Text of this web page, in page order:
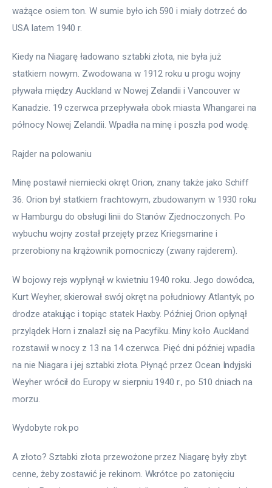
ważące osiem ton. W sumie było ich 590 i miały dotrzeć do
USA latem 1940 r.
Kiedy na Niagarę ładowano sztabki złota, nie była już
statkiem nowym. Zwodowana w 1912 roku u progu wojny
pływała między Auckland w Nowej Zelandii i Vancouver w
Kanadzie. 19 czerwca przepływała obok miasta Whangarei na
północy Nowej Zelandii. Wpadła na minę i poszła pod wodę.
Rajder na polowaniu
Minę postawił niemiecki okręt Orion, znany także jako Schiff
36. Orion był statkiem frachtowym, zbudowanym w 1930 roku
w Hamburgu do obsługi linii do Stanów Zjednoczonych. Po
wybuchu wojny został przejęty przez Kriegsmarine i
przerobiony na krążownik pomocniczy (zwany rajderem).
W bojowy rejs wypłynął w kwietniu 1940 roku. Jego dowódca,
Kurt Weyher, skierował swój okręt na południowy Atlantyk, po
drodze atakując i topiąc statek Haxby. Później Orion opłynął
przylądek Horn i znalazł się na Pacyfiku. Miny koło Auckland
rozstawił w nocy z 13 na 14 czerwca. Pięć dni później wpadła
na nie Niagara i jej sztabki złota. Płynąć przez Ocean Indyjski
Weyher wrócił do Europy w sierpniu 1940 r., po 510 dniach na
morzu.
Wydobyte rok po
A złoto? Sztabki złota przewożone przez Niagarę były zbyt
cenne, żeby zostawić je rekinom. Wkrótce po zatonięciu